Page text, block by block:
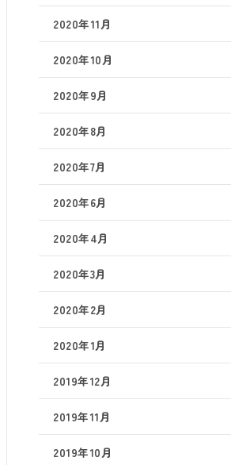
2020年11月
2020年10月
2020年9月
2020年8月
2020年7月
2020年6月
2020年4月
2020年3月
2020年2月
2020年1月
2019年12月
2019年11月
2019年10月